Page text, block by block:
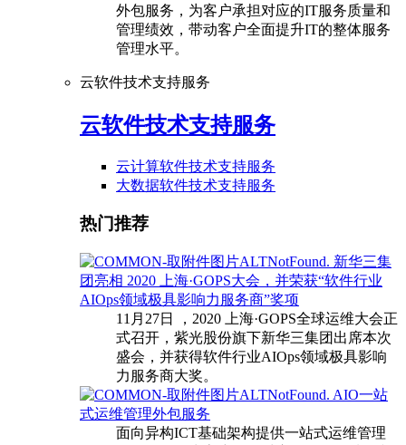
外包服务，为客户承担对应的IT服务质量和
管理绩效，带动客户全面提升IT的整体服务
管理水平。
云软件技术支持服务
云软件技术支持服务
云计算软件技术支持服务
大数据软件技术支持服务
热门推荐
新华三集
团亮相 2020 上海·GOPS大会，并荣获“软件行业
AIOps领域极具影响力服务商”奖项
11月27日 ，2020 上海·GOPS全球运维大会正
式召开，紫光股份旗下新华三集团出席本次
盛会，并获得软件行业AIOps领域极具影响
力服务商大奖。
AIO一站
式运维管理外包服务
面向异构ICT基础架构提供一站式运维管理